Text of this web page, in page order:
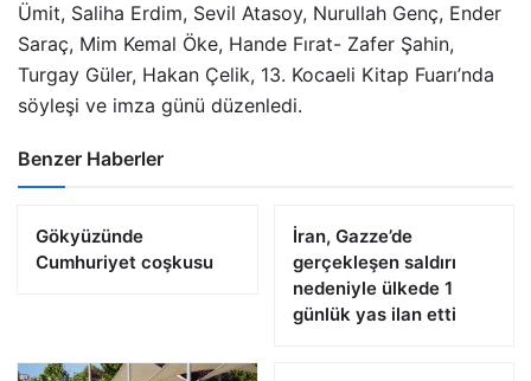
Ümit, Saliha Erdim, Sevil Atasoy, Nurullah Genç, Ender
Saraç, Mim Kemal Öke, Hande Fırat- Zafer Şahin,
Turgay Güler, Hakan Çelik, 13. Kocaeli Kitap Fuarı’nda
söyleşi ve imza günü düzenledi.
Benzer Haberler
Gökyüzünde
Cumhuriyet coşkusu
İran, Gazze’de
gerçekleşen saldırı
nedeniyle ülkede 1
günlük yas ilan etti